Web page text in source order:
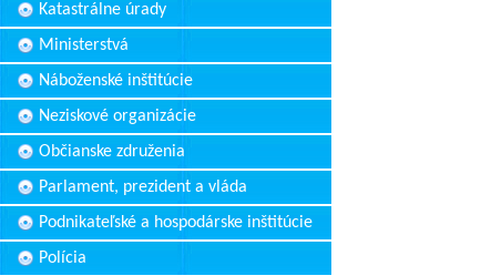
Katastrálne úrady
Ministerstvá
Náboženské inštitúcie
Neziskové organizácie
Občianske združenia
Parlament, prezident a vláda
Podnikateľské a hospodárske inštitúcie
Polícia